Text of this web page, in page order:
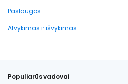
Paslaugos
Atvykimas ir išvykimas
Populiarūs vadovai